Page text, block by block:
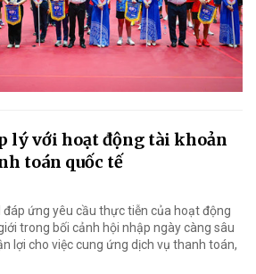
lý với hoạt động tài khoản
toán quốc tế
đáp ứng yêu cầu thực tiễn của hoạt động
trong bối cảnh hội nhập ngày càng sâu
lợi cho việc cung ứng dịch vụ thanh toán,